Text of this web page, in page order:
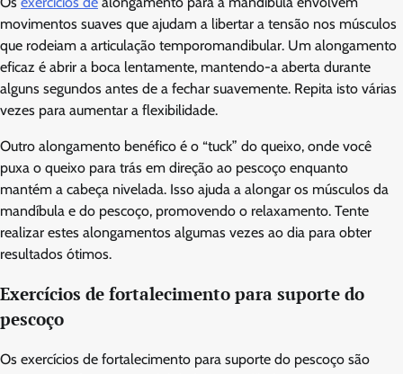
movimentos suaves que ajudam a libertar a tensão nos músculos
que rodeiam a articulação temporomandibular. Um alongamento
eficaz é abrir a boca lentamente, mantendo-a aberta durante
alguns segundos antes de a fechar suavemente. Repita isto várias
vezes para aumentar a flexibilidade.
Outro alongamento benéfico é o “tuck” do queixo, onde você
puxa o queixo para trás em direção ao pescoço enquanto
mantém a cabeça nivelada. Isso ajuda a alongar os músculos da
mandíbula e do pescoço, promovendo o relaxamento. Tente
realizar estes alongamentos algumas vezes ao dia para obter
resultados ótimos.
Exercícios de fortalecimento para suporte do
pescoço
Os exercícios de fortalecimento para suporte do pescoço são